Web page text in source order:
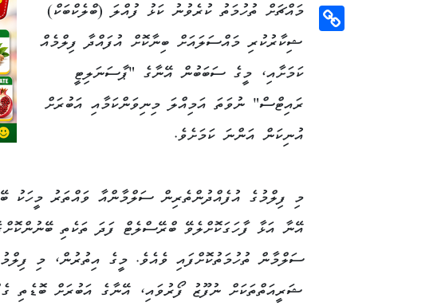
Email
Copy
Link
މައްޗަށް ތުހުމަތު ކުރެވުނު ކަޅު ފުއްލަ (ބްލެކްބަކް)
ޝިކާރުކުރި މައްސަލައަށް ބިނާކޮށް އުފައްދާ ފިލްމެއް
ކަމަށާއި، މީގެ ސަބަބުން އޭނާގެ "ޕާސަނަލިޓީ
ރައިޓްސް" ނުވަތަ އަމިއްލަ މިނިވަންކަމާއި އަބުރަށް
އުނިކަން އަންނަ ކަމަށެވެ.
މި ފިލްމުގެ އުފެއްދުންތެރިން ސަލްމާންއާ ވައްތަރު މީހަކު
އޭނާ އަޅާ ފާހަގަކޮށްލެވޭ ބްރޭސްލެޓް ފަދަ ތަކެތި
ސަލްމާން ތުހުމަތުކޮށްފައި ވެއެވެ. މީގެ އިތުރުން، މި
ޝަރީއަތްތަކަށް ނުފޫޒު ފޯރުވައި، އޭނާގެ އަބުރަށް ބޮޑެތި